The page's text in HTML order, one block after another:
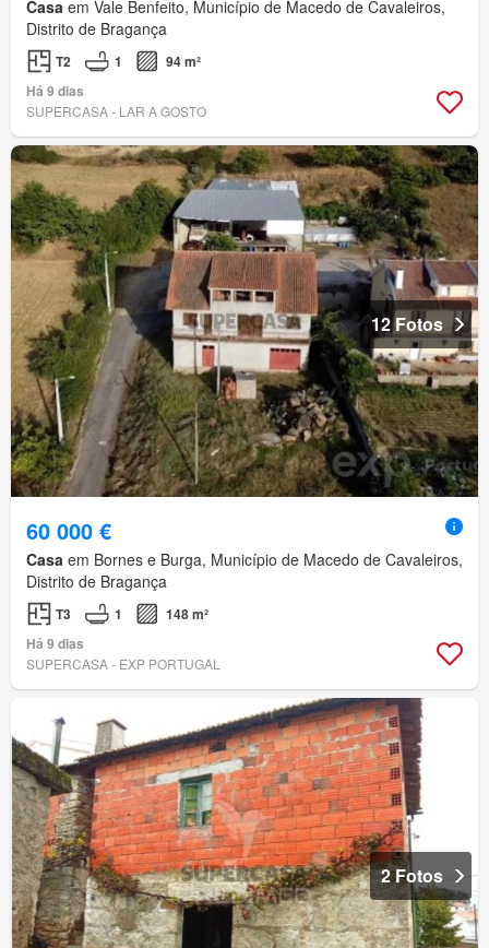
Casa em Vale Benfeito, Município de Macedo de Cavaleiros,
Distrito de Bragança
T2 1
94 m²
Há 9 dias
SUPERCASA - LAR A GOSTO
12 Fotos
60 000 €
Casa em Bornes e Burga, Município de Macedo de Cavaleiros,
Distrito de Bragança
T3 1
148 m²
Há 9 dias
SUPERCASA - EXP PORTUGAL
2 Fotos